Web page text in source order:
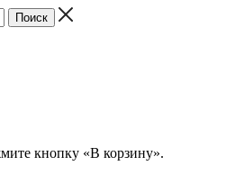
кнопку «В корзину».